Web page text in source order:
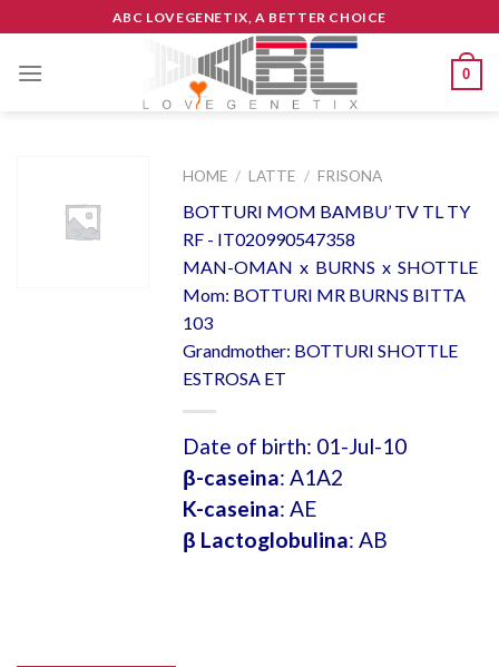
to
content
ABC LOVEGENETIX, A BETTER CHOICE
0
HOME / LATTE / FRISONA
BOTTURI MOM BAMBU’ TV TL TY
RF - IT020990547358
MAN-OMAN x BURNS x SHOTTLE
Mom: BOTTURI MR BURNS BITTA
103
Grandmother: BOTTURI SHOTTLE
ESTROSA ET
Date of birth: 01-Jul-10
β-caseina: A1A2
K-caseina: AE
β Lactoglobulina: AB